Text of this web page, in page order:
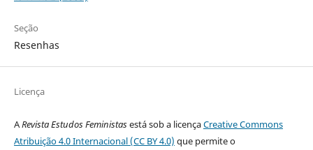
Seção
Resenhas
Licença
ARevista Estudos Feministasestá sob a licençaCreative Commons
Atribuição 4.0 Internacional (CC BY 4.0) que permite o